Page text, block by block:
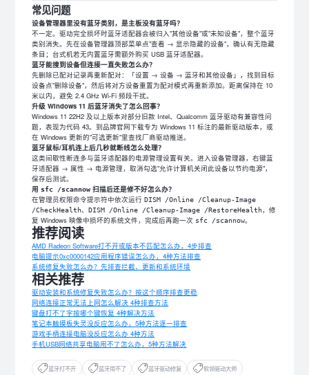
常见问题
设备管理器里没有蓝牙类别，是主板没有蓝牙吗？
不一定。驱动完全损坏时蓝牙适配器会被归入"其他设备"或"未知设备"，整个蓝牙
类别消失。先在设备管理器顶部菜单点"查看 → 显示隐藏的设备"，确认有无隐藏
条目；台式机若无内置蓝牙需额外购买 USB 蓝牙适配器。
蓝牙能搜到设备但连接一直失败怎么办？
先删除已配对记录再重新配对：「设置 → 设备 → 蓝牙和其他设备」，找到目标
设备点"删除设备"，然后将对方设备重置为配对模式再重新添加。距离保持在 10
米以内，避免 2.4 GHz Wi-Fi 频段干扰。
升级 Windows 11 后蓝牙消失了怎么回事？
Windows 11 22H2 及以上版本对部分旧款 Intel、Qualcomm 蓝牙驱动有兼容性问
题，表现为代码 43。到品牌官网下载专为 Windows 11 标注的最新驱动版本，或
在 Windows 更新的"可选更新"里查找厂商驱动推送。
蓝牙鼠标/耳机连上后几秒就断线怎么处理？
这类间歇性断连多与蓝牙适配器的电源管理设置有关。进入设备管理器，右键蓝
牙适配器 → 属性 → 电源管理，取消勾选"允许计算机关闭此设备以节约电源"，
保存后测试。
用 sfc /scannow 扫描后还是修不好怎么办？
在管理员权限命令提示符中依次运行DISM /Online /Cleanup-Image
/CheckHealth、DISM /Online /Cleanup-Image /RestoreHealth，修
复 Windows 映像中损坏的系统文件，完成后再跑一次 sfc /scannow。
推荐阅读
AMD Radeon Software打不开或版本不匹配怎么办，4步排查
电脑提示0xc0000142应用程序错误怎么办，4种方法排查
系统修复失败怎么办？先排查拦截、更新和系统环境
相关推荐
驱动安装和系统修复失败怎么办？按这个顺序排查更稳
网络连接正常无法上网怎么解决 4种排查方法
键盘打不了字按哪个键恢复 4种解决方法
笔记本触摸板失灵没反应怎么办，5种方法逐一排查
游戏手柄连接电脑没反应怎么办 4种方法
手机USB网络共享电脑用不了怎么办，5种方法解决
蓝牙打不开 蓝牙用不了 蓝牙驱动修复 软领驱动大师